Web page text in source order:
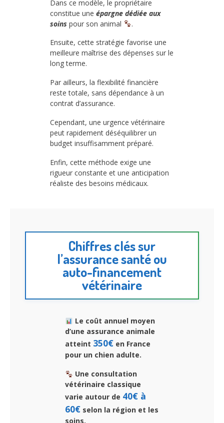
Dans ce modèle, le propriétaire
constitue une épargne dédiée aux
soins pour son animal
.
Ensuite, cette stratégie favorise une
meilleure maîtrise des dépenses sur le
long terme.
Par ailleurs, la flexibilité financière
reste totale, sans dépendance à un
contrat d’assurance.
Cependant, une urgence vétérinaire
peut rapidement déséquilibrer un
budget insuffisamment préparé.
Enfin, cette méthode exige une
rigueur constante et une anticipation
réaliste des besoins médicaux.
Chiffres clés sur
l’assurance santé ou
auto-financement
vétérinaire
Le coût annuel moyen
d’une assurance animale
atteint 350€ en France
pour un chien adulte.
Une consultation
vétérinaire classique
varie autour de 40€ à
60€ selon la région et les
soins.